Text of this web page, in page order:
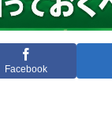
Facebook